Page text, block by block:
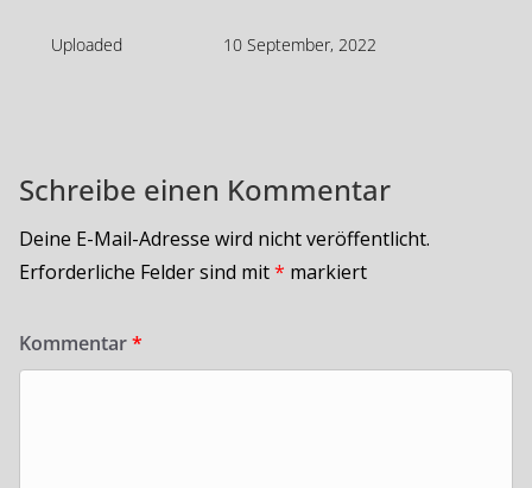
Uploaded 10 September, 2022
Schreibe einen Kommentar
Deine E-Mail-Adresse wird nicht veröffentlicht.
Erforderliche Felder sind mit* markiert
Kommentar*